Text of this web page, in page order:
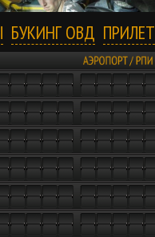
БУКИНГ ОВД ПРИЛЕТ